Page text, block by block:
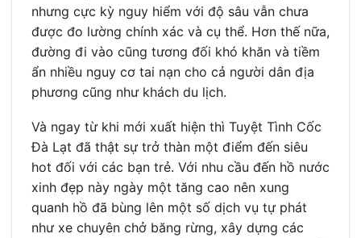
nhưng cực kỳ nguy hiểm với độ sâu vẫn chưa
được đo lường chính xác và cụ thể. Hơn thế nữa,
đường đi vào cũng tương đối khó khăn và tiềm
ẩn nhiều nguy cơ tai nạn cho cả người dân địa
phương cũng như khách du lịch.
Và ngay từ khi mới xuất hiện thì Tuyệt Tình Cốc
Đà Lạt đã thật sự trở thàn một điểm đến siêu
hot đối với các bạn trẻ. Với nhu cầu đến hồ nước
xinh đẹp này ngày một tăng cao nên xung
quanh hồ đã bùng lên một số dịch vụ tự phát
như xe chuyên chở băng rừng, xây dựng các